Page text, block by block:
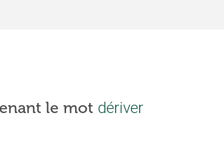
le mot dériver